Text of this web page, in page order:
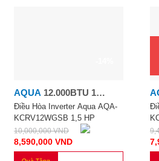
AQUA 12.000BTU 1
CHIỀU INVERTER
Điều Hòa Inverter Aqua AQA-
KCRV12WGSB 1,5 HP
10,000,000VND
8,590,000 VND